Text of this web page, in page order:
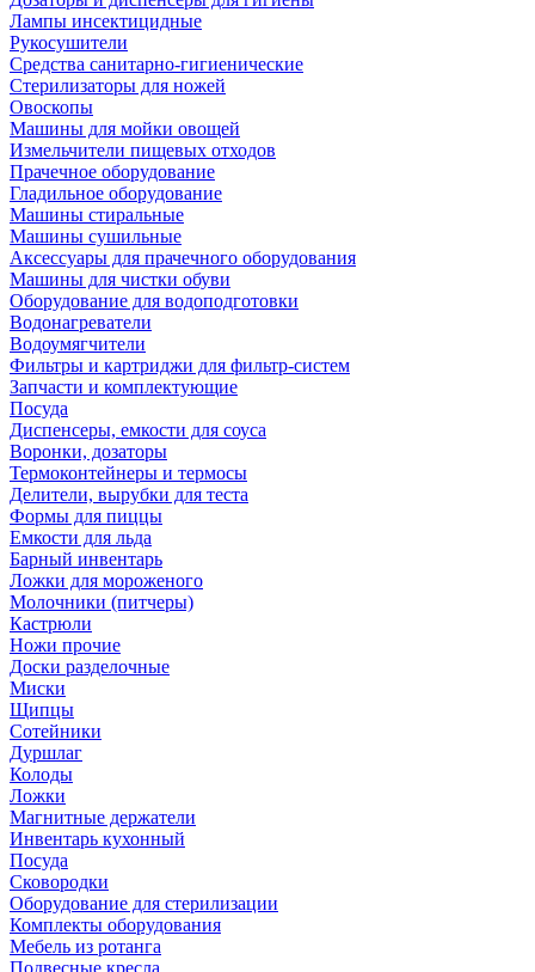
Лампы инсектицидные
Рукосушители
Средства санитарно-гигиенические
Стерилизаторы для ножей
Овоскопы
Машины для мойки овощей
Измельчители пищевых отходов
Прачечное оборудование
Гладильное оборудование
Машины стиральные
Машины сушильные
Аксессуары для прачечного оборудования
Машины для чистки обуви
Оборудование для водоподготовки
Водонагреватели
Водоумягчители
Фильтры и картриджи для фильтр-систем
Запчасти и комплектующие
Посуда
Диспенсеры, емкости для соуса
Воронки, дозаторы
Термоконтейнеры и термосы
Делители, вырубки для теста
Формы для пиццы
Емкости для льда
Барный инвентарь
Ложки для мороженого
Молочники (питчеры)
Кастрюли
Ножи прочие
Доски разделочные
Миски
Щипцы
Сотейники
Дуршлаг
Колоды
Ложки
Магнитные держатели
Инвентарь кухонный
Посуда
Сковородки
Оборудование для стерилизации
Комплекты оборудования
Мебель из ротанга
Подвесные кресла